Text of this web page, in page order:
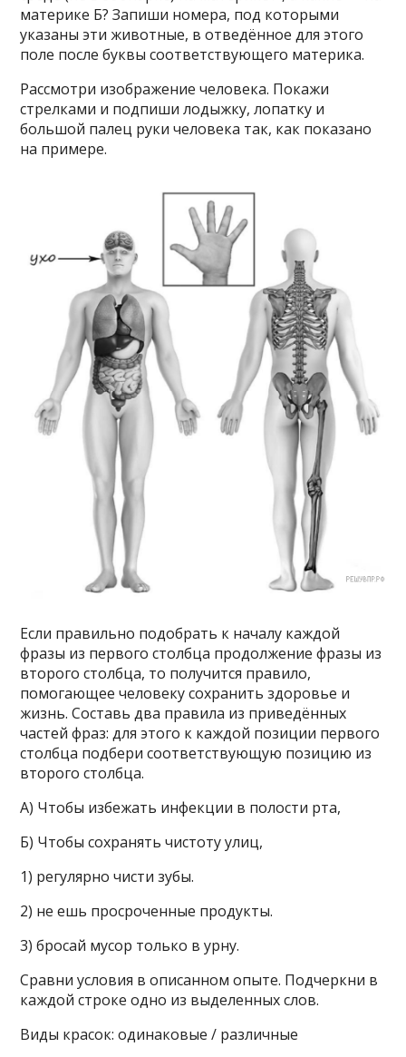
материке Б? Запиши номера, под которыми
указаны эти животные, в отведённое для этого
поле после буквы соответствующего материка.
Рассмотри изображение человека. Покажи
стрелками и подпиши лодыжку, лопатку и
большой палец руки человека так, как показано
на примере.
Если правильно подобрать к началу каждой
фразы из первого столбца продолжение фразы из
второго столбца, то получится правило,
помогающее человеку сохранить здоровье и
жизнь. Составь два правила из приведённых
частей фраз: для этого к каждой позиции первого
столбца подбери соответствующую позицию из
второго столбца.
А) Чтобы избежать инфекции в полости рта,
Б) Чтобы сохранять чистоту улиц,
1) регулярно чисти зубы.
2) не ешь просроченные продукты.
3) бросай мусор только в урну.
Сравни условия в описанном опыте. Подчеркни в
каждой строке одно из выделенных слов.
Виды красок: одинаковые / различные